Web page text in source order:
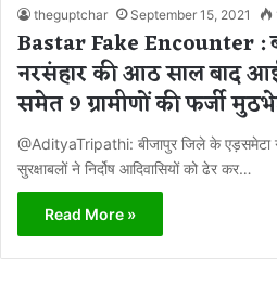
theguptchar September 15, 2021
Bastar Fake Encounter :
नरसंहार की आठ साल बाद आई
समेत 9 ग्रामीणों की फर्जी
@AdityaTripathi: बीजापुर जिले के
सुरक्षाबलों ने निर्दोष आदिवासियों को ढेर कर…
Read More »